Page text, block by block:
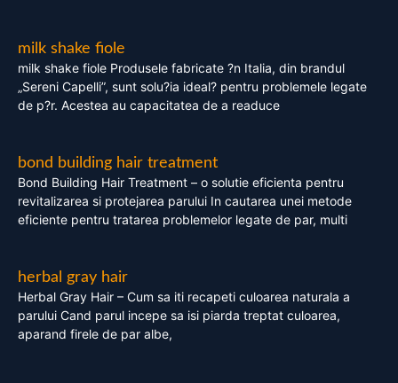
milk shake fiole
milk shake fiole Produsele fabricate ?n Italia, din brandul
„Sereni Capelli”, sunt solu?ia ideal? pentru problemele legate
de p?r. Acestea au capacitatea de a readuce
bond building hair treatment
Bond Building Hair Treatment – o solutie eficienta pentru
revitalizarea si protejarea parului In cautarea unei metode
eficiente pentru tratarea problemelor legate de par, multi
herbal gray hair
Herbal Gray Hair – Cum sa iti recapeti culoarea naturala a
parului Cand parul incepe sa isi piarda treptat culoarea,
aparand firele de par albe,